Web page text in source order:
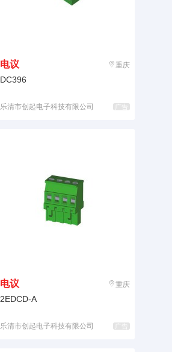
电议 重庆
DC396
乐清市创起电子科技有限公司 广告
电议 重庆
2EDCD-A
乐清市创起电子科技有限公司 广告